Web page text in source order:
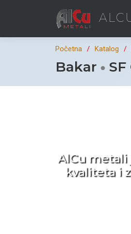
Početna Katalog
Bakar SF
AlCu
kvaliteta i